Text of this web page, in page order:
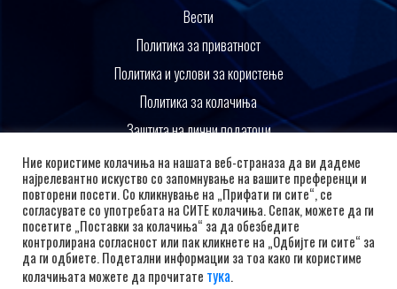
Вести
Политика за приватност
Политика и услови за користење
Политика за колачиња
Заштита на лични податоци
Поддржано од
Ние користиме колачиња на нашата веб-страназа да ви дадеме
најрелевантно искуство со запомнување на вашите преференци и
повторени посети. Со кликнување на „Прифати ги сите“, се
согласувате со употребата на СИТЕ колачиња. Сепак, можете да ги
посетите „Поставки за колачиња“ за да обезбедите
контролирана согласност или пак кликнете на „Одбијте ги сите“ за
да ги одбиете. Подетални информации за тоа како ги користиме
колачињата можете да прочитате тука.